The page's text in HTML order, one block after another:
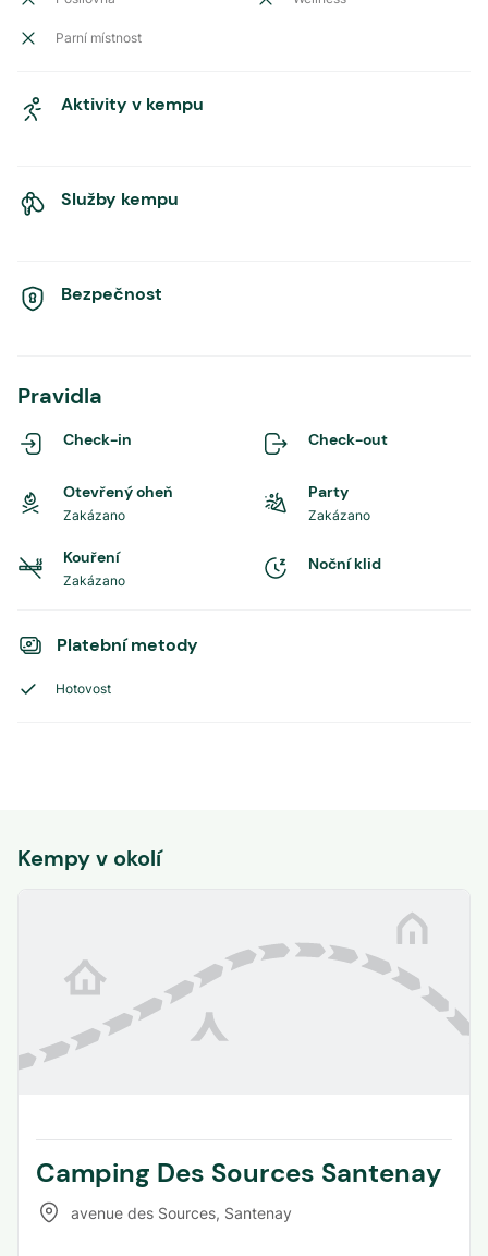
Parní místnost
Aktivity v kempu
Služby kempu
Bezpečnost
Pravidla
Check-in Check-out
Otevřený oheň
Zakázano
Party
Zakázano
Kouření
Zakázano
Noční klid
Platební metody
Hotovost
Kempy v okolí
Camping Des Sources Santenay
avenue des Sources, Santenay